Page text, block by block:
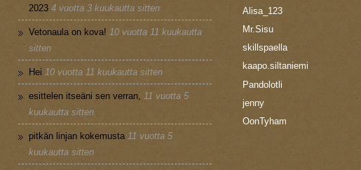
2023 4 vuotta 3 kuukautta sitten
Vetonaula on kova! 10 vuotta 11 kuukautta
sitten
Hei 10 vuotta 11 kuukautta sitten
esittelen itseäni sen verran, 11 vuotta 5
kuukautta sitten
pitkän linjan kokemusta 11 vuotta 5
kuukautta sitten
Alisa_123
Mr.Sisu
skillspaella
kaapo.siltaniemi
Pandolotli
jenny
OonTyham